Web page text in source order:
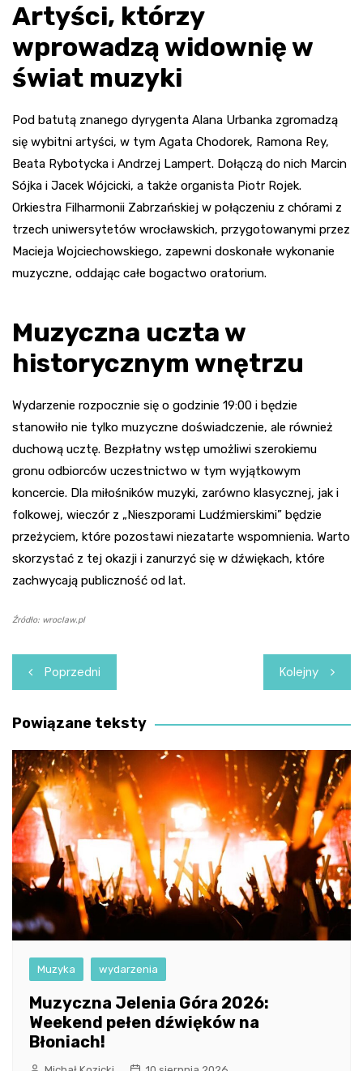
Artyści, którzy
wprowadzą widownię w
świat muzyki
Pod batutą znanego dyrygenta Alana Urbanka zgromadzą
się wybitni artyści, w tym Agata Chodorek, Ramona Rey,
Beata Rybotycka i Andrzej Lampert. Dołączą do nich Marcin
Sójka i Jacek Wójcicki, a także organista Piotr Rojek.
Orkiestra Filharmonii Zabrzańskiej w połączeniu z chórami z
trzech uniwersytetów wrocławskich, przygotowanymi przez
Macieja Wojciechowskiego, zapewni doskonałe wykonanie
muzyczne, oddając całe bogactwo oratorium.
Muzyczna uczta w
historycznym wnętrzu
Wydarzenie rozpocznie się o godzinie 19:00 i będzie
stanowiło nie tylko muzyczne doświadczenie, ale również
duchową ucztę. Bezpłatny wstęp umożliwi szerokiemu
gronu odbiorców uczestnictwo w tym wyjątkowym
koncercie. Dla miłośników muzyki, zarówno klasycznej, jak i
folkowej, wieczór z „Nieszporami Ludźmierskimi” będzie
przeżyciem, które pozostawi niezatarte wspomnienia. Warto
skorzystać z tej okazji i zanurzyć się w dźwiękach, które
zachwycają publiczność od lat.
Źródło: wroclaw.pl
Nawigacja
wpisu
Poprzedni Kolejny
Powiązane teksty
Muzyka wydarzenia
Muzyczna Jelenia Góra 2026:
Weekend pełen dźwięków na
Błoniach!